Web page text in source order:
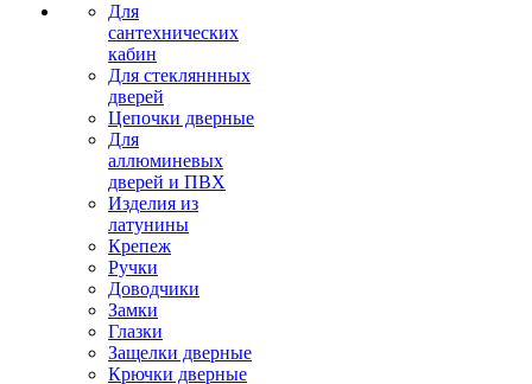
Для
сантехнических
кабин
Для стекляннных
дверей
Цепочки дверные
Для
аллюминевых
дверей и ПВХ
Изделия из
латунины
Крепеж
Ручки
Доводчики
Замки
Глазки
Защелки дверные
Крючки дверные